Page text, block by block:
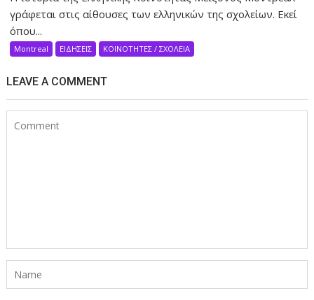
γράφεται στις αίθουσες των ελληνικών της σχολείων. Eκεί
όπου...
Montreal ΕΙΔΗΣΕΙΣ ΚΟΙΝΟΤΗΤΕΣ / ΣΧΟΛΕΙΑ
LEAVE A COMMENT